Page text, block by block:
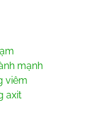
mạnh
viêm
axit